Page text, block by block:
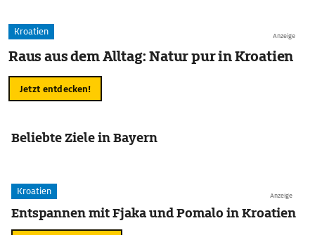
Anzeige
Kroatien
Raus aus dem Alltag: Natur pur in Kroatien
Jetzt entdecken!
Beliebte Ziele in Bayern
Anzeige
Kroatien
Entspannen mit Fjaka und Pomalo in Kroatien